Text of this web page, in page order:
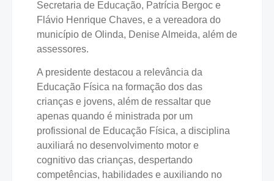
Secretaria de Educação, Patrícia Bergoc e
Flávio Henrique Chaves, e a vereadora do
município de Olinda, Denise Almeida, além de
assessores.
A presidente destacou a relevância da
Educação Física na formação dos das
crianças e jovens, além de ressaltar que
apenas quando é ministrada por um
profissional de Educação Física, a disciplina
auxiliará no desenvolvimento motor e
cognitivo das crianças, despertando
competências, habilidades e auxiliando no